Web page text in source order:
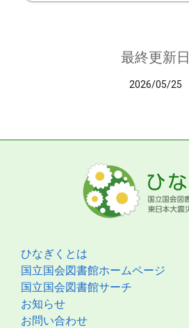
最終更新日
2026/05/25
ひなぎくとは
国立国会図書館ホームページ
国立国会図書館サーチ
お知らせ
お問い合わせ